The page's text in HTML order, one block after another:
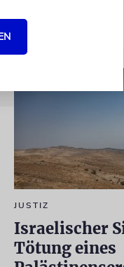
JUSTIZ
Israelischer
Tötung eines